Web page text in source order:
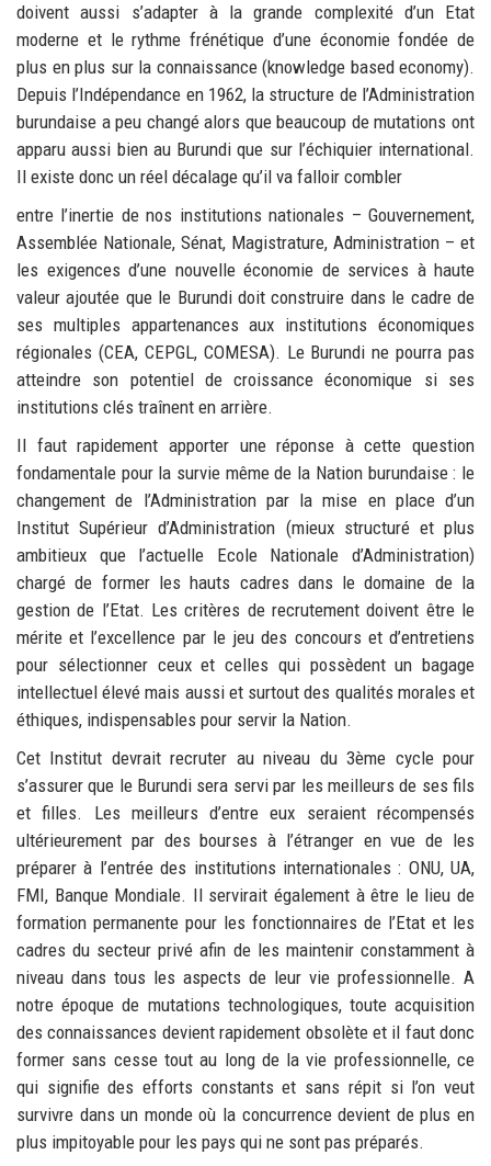
doivent aussi s’adapter à la grande complexité d’un Etat
moderne et le rythme frénétique d’une économie fondée de
plus en plus sur la connaissance (knowledge based economy).
Depuis l’Indépendance en 1962, la structure de l’Administration
burundaise a peu changé alors que beaucoup de mutations ont
apparu aussi bien au Burundi que sur l’échiquier international.
Il existe donc un réel décalage qu’il va falloir combler
entre l’inertie de nos institutions nationales – Gouvernement,
Assemblée Nationale, Sénat, Magistrature, Administration – et
les exigences d’une nouvelle économie de services à haute
valeur ajoutée que le Burundi doit construire dans le cadre de
ses multiples appartenances aux institutions économiques
régionales (CEA, CEPGL, COMESA). Le Burundi ne pourra pas
atteindre son potentiel de croissance économique si ses
institutions clés traînent en arrière.
Il faut rapidement apporter une réponse à cette question
fondamentale pour la survie même de la Nation burundaise : le
changement de l’Administration par la mise en place d’un
Institut Supérieur d’Administration (mieux structuré et plus
ambitieux que l’actuelle Ecole Nationale d’Administration)
chargé de former les hauts cadres dans le domaine de la
gestion de l’Etat. Les critères de recrutement doivent être le
mérite et l’excellence par le jeu des concours et d’entretiens
pour sélectionner ceux et celles qui possèdent un bagage
intellectuel élevé mais aussi et surtout des qualités morales et
éthiques, indispensables pour servir la Nation.
Cet Institut devrait recruter au niveau du 3ème cycle pour
s’assurer que le Burundi sera servi par les meilleurs de ses fils
et filles. Les meilleurs d’entre eux seraient récompensés
ultérieurement par des bourses à l’étranger en vue de les
préparer à l’entrée des institutions internationales : ONU, UA,
FMI, Banque Mondiale. Il servirait également à être le lieu de
formation permanente pour les fonctionnaires de l’Etat et les
cadres du secteur privé afin de les maintenir constamment à
niveau dans tous les aspects de leur vie professionnelle. A
notre époque de mutations technologiques, toute acquisition
des connaissances devient rapidement obsolète et il faut donc
former sans cesse tout au long de la vie professionnelle, ce
qui signifie des efforts constants et sans répit si l’on veut
survivre dans un monde où la concurrence devient de plus en
plus impitoyable pour les pays qui ne sont pas préparés.